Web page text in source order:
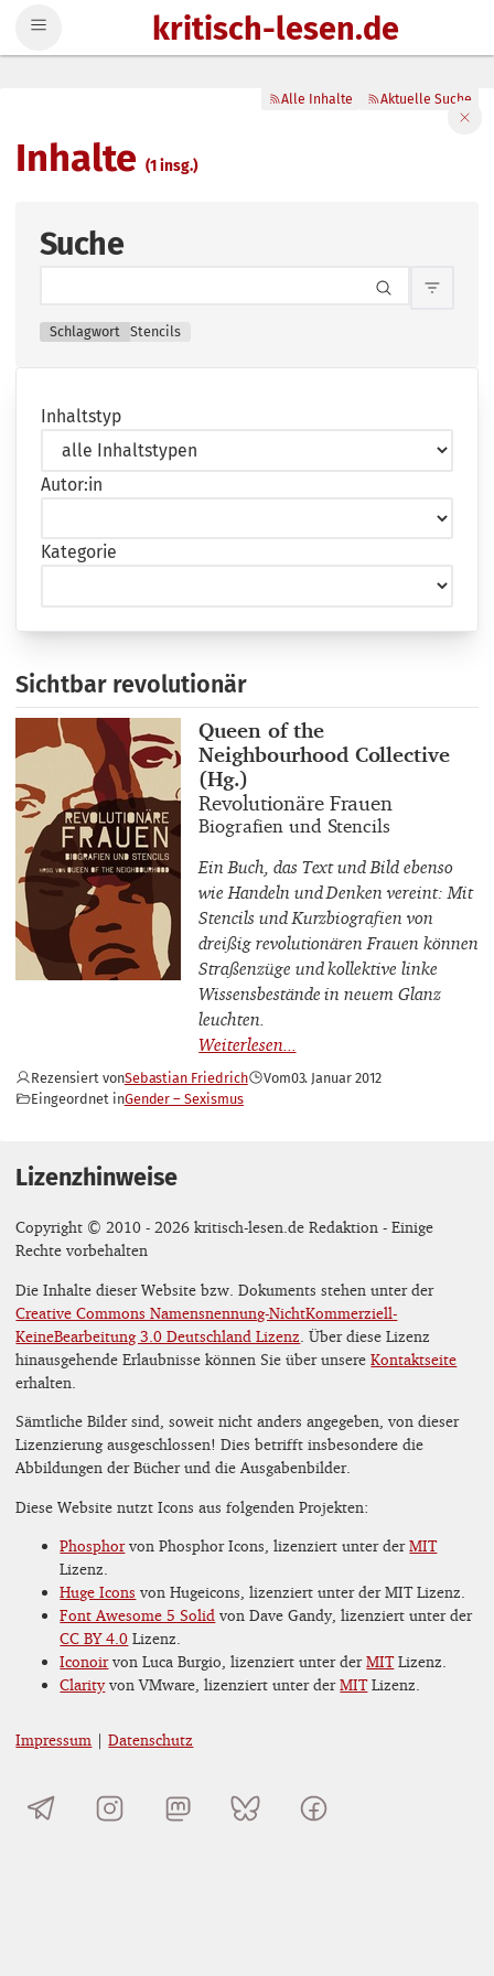
kritisch-lesen.de
Inhalte(1 insg.)
Alle Inhalte Aktuelle Suche
Suche
Schlagwort Stencils
Inhaltstyp
Autor:in
Kategorie
Sichtbar revolutionär
Buchautor_innen
Queen of the
Neighbourhood Collective
(Hg.)
Buchtitel
Revolutionäre Frauen
Buchuntertitel
Biografien und Stencils
Ein Buch, das Text und Bild ebenso
wie Handeln und Denken vereint: Mit
Stencils und Kurzbiografien von
dreißig revolutionären Frauen können
Straßenzüge und kollektive linke
Wissensbestände in neuem Glanz
leuchten.
Rezensiert vonSebastian Friedrich Vom03. Januar 2012
Eingeordnet inGender – Sexismus
Lizenzhinweise
Copyright © 2010 - 2026 kritisch-lesen.de Redaktion - Einige
Rechte vorbehalten
Die Inhalte dieser Website bzw. Dokuments stehen unter der
Creative Commons Namensnennung-NichtKommerziell-
KeineBearbeitung 3.0 Deutschland Lizenz . Über diese Lizenz
hinausgehende Erlaubnisse können Sie über unsereKontaktseite
erhalten.
Sämtliche Bilder sind, soweit nicht anders angegeben, von dieser
Lizenzierung ausgeschlossen! Dies betrifft insbesondere die
Abbildungen der Bücher und die Ausgabenbilder.
Diese Website nutzt Icons aus folgenden Projekten:
Phosphorvon Phosphor Icons, lizenziert unter derMIT
Lizenz.
Huge Icons von Hugeicons, lizenziert unter der MIT Lizenz.
Font Awesome 5 Solid von Dave Gandy, lizenziert unter der
CC BY 4.0 Lizenz.
Iconoirvon Luca Burgio, lizenziert unter derMITLizenz.
Clarityvon VMware, lizenziert unter derMITLizenz.
Impressum |Datenschutz